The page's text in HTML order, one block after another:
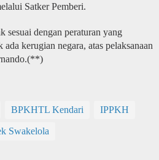
Satker Pemberi.
sesuai dengan peraturan yang
kerugian negara, atas pelaksanaan
BPKHTL Kendari IPPKH
Swakelola